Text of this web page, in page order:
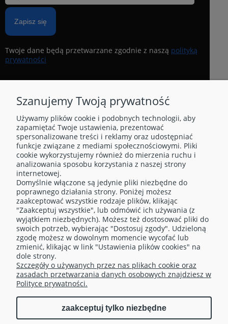
Zapisz się
Twoje dane będą przetwarzane zgodnie z naszą polityką
prywatności
O NAS
OBSŁUGA KLIENTA
TELEFONY
MOJE KONTO
pokaż pełną wersję strony
Szanujemy Twoją prywatność
Używamy plików cookie i podobnych technologii, aby
zapamiętać Twoje ustawienia, prezentować
spersonalizowane treści i reklamy oraz udostępniać
funkcje związane z mediami społecznościowymi. Pliki
cookie wykorzystujemy również do mierzenia ruchu i
analizowania sposobu korzystania z naszej strony
internetowej.
Domyślnie włączone są jedynie pliki niezbędne do
poprawnego działania strony. Poniżej możesz
zaakceptować wszystkie rodzaje plików, klikając
"Zaakceptuj wszystkie", lub odmówić ich używania (z
wyjątkiem niezbędnych). Możesz też dostosować pliki do
swoich potrzeb, wybierając "Dostosuj zgody". Udzieloną
zgodę możesz w dowolnym momencie wycofać lub
zmienić, klikając w link "Ustawienia plików cookies" na
dole strony.
Szczegóły o używanych przez nas plikach cookie oraz
zasadach przetwarzania danych osobowych znajdziesz w
Polityce prywatności.
zaakceptuj tylko niezbędne